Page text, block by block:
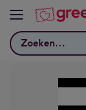
Bekijk meer
Zoeken